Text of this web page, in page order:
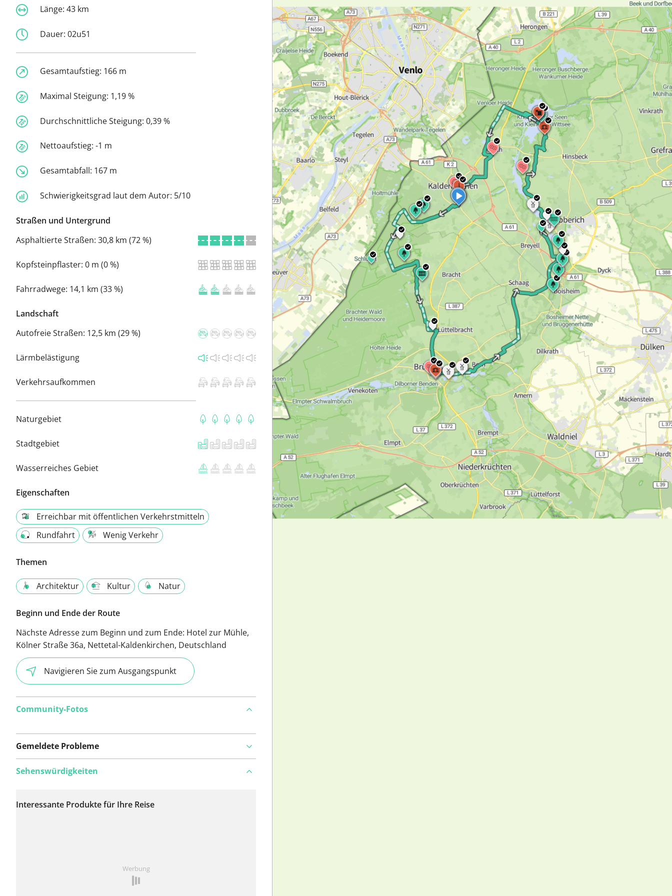
Länge: 43 km
Dauer: 02u51
Gesamtaufstieg: 166 m
Maximal Steigung: 1,19 %
Durchschnittliche Steigung: 0,39 %
Nettoaufstieg: -1 m
Gesamtabfall: 167 m
Schwierigkeitsgrad laut dem Autor: 5/10
Straßen und Untergrund
Asphaltierte Straßen: 30,8 km (72 %)
Kopfsteinpflaster: 0 m (0 %)
Fahrradwege: 14,1 km (33 %)
Landschaft
Autofreie Straßen: 12,5 km (29 %)
Lärmbelästigung
Verkehrsaufkommen
Naturgebiet
Stadtgebiet
Wasserreiches Gebiet
Eigenschaften
Erreichbar mit öffentlichen Verkehrstmitteln
Rundfahrt
Wenig Verkehr
Themen
Architektur Kultur Natur
Beginn und Ende der Route
Nächste Adresse zum Beginn und zum Ende: Hotel zur Mühle,
Kölner Straße 36a, Nettetal-Kaldenkirchen, Deutschland
Navigieren Sie zum Ausgangspunkt
Community-Fotos
Gemeldete Probleme
wurden bisher keine
Sehenswürdigkeiten
Interessante Produkte für Ihre Reise
Werbung